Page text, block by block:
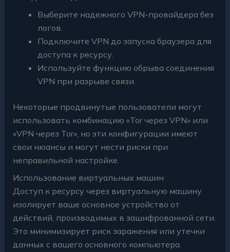
Выберите надежного VPN-провайдера без
логов.
Подключите VPN до запуска браузера для
доступа к ресурсу.
Используйте функцию обрыва соединения
VPN при разрыве связи.
Некоторые продвинутые пользователи могут
использовать комбинацию «Tor через VPN» или
«VPN через Tor», но эти конфигурации имеют
свои нюансы и могут нести риски при
неправильной настройке.
Использование виртуальных машин
Доступ к ресурсу через виртуальную машину
изолирует ваше основное устройство от
действий, производимых в зашифрованной сети.
Это минимизирует риск заражения или утечки
данных с вашего основного компьютера.